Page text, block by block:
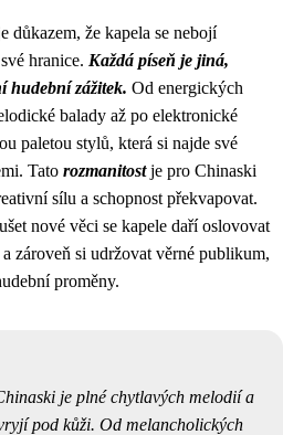
důkazem, že kapela se nebojí
hranice. Každá píseň je jiná,
zážitek. Od energických
balady až po elektronické
paletou stylů, která si najde své
Tato rozmanitostje pro Chinaski
sílu a schopnost překvapovat.
nové věci se kapele daří oslovovat
zároveň si udržovat věrné publikum,
proměny.
je plné chytlavých melodií a
pod kůži. Od melancholických